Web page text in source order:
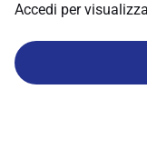
Accedi per